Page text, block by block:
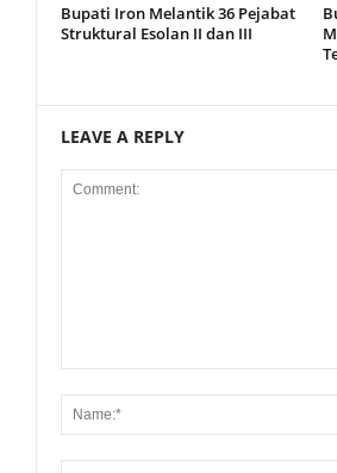
Bupati Iron Melantik 36 Pejabat
Struktural Esolan II dan III
LEAVE A REPLY